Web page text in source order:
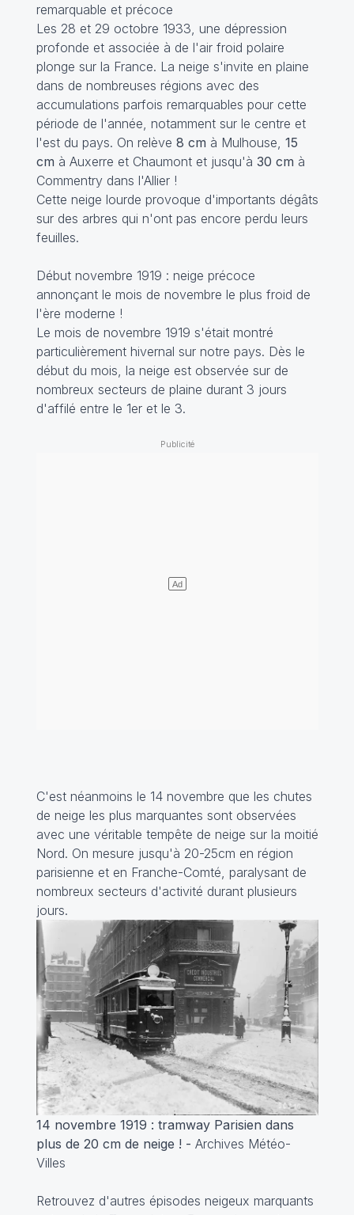
remarquable et précoce
Les 28 et 29 octobre 1933, une dépression
profonde et associée à de l'air froid polaire
plonge sur la France. La neige s'invite en plaine
dans de nombreuses régions avec des
accumulations parfois remarquables pour cette
période de l'année, notamment sur le centre et
l'est du pays. On relève 8 cm à Mulhouse, 15
cm à Auxerre et Chaumont et jusqu'à 30 cm à
Commentry dans l'Allier !
Cette neige lourde provoque d'importants dégâts
sur des arbres qui n'ont pas encore perdu leurs
feuilles.
Début novembre 1919 : neige précoce
annonçant le mois de novembre le plus froid de
l'ère moderne !
Le mois de novembre 1919 s'était montré
particulièrement hivernal sur notre pays. Dès le
début du mois, la neige est observée sur de
nombreux secteurs de plaine durant 3 jours
d'affilé entre le 1er et le 3.
C'est néanmoins le 14 novembre que les chutes
de neige les plus marquantes sont observées
avec une véritable tempête de neige sur la moitié
Nord. On mesure jusqu'à 20-25cm en région
parisienne et en Franche-Comté, paralysant de
nombreux secteurs d'activité durant plusieurs
jours.
14 novembre 1919 : tramway Parisien dans
plus de 20 cm de neige ! - Archives Météo-
Villes
Retrouvez d'autres épisodes neigeux marquants